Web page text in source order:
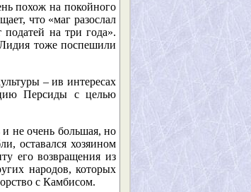
похож на покойного
что «маг разослал
на три года».
тоже поспешили
– ив интересах
Персиды с целью
не очень большая, но
оставался хозяином
его возвращения из
народов, которых
с Камбисом.